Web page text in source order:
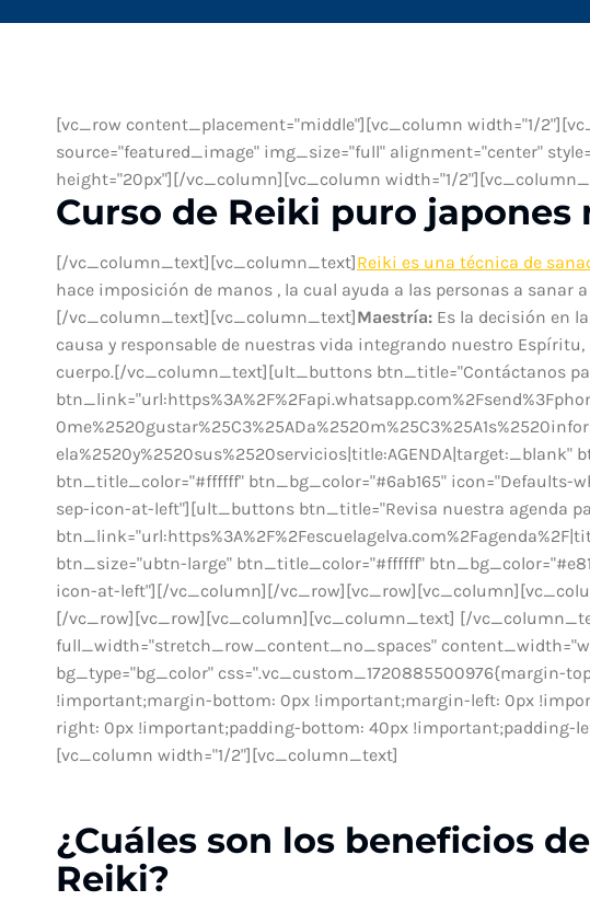
[vc_row content_placement="middle"][vc_column width="1/
source="featured_image" img_size="full" alignment="center"
height="20px"][/vc_column][vc_column width="1/
Curso de Reiki puro japones
[/vc_column_text][vc_column_text]Reiki es una técnica de
hace imposición de manos , la cual ayuda a las personas a sanar
[/vc_column_text][vc_column_text]Maestría: Es la decisión en
causa y responsable de nuestras vida integrando nuestro
cuerpo.[/vc_column_text][ult_buttons btn_title="Contáctanos
btn_title_color="#ffffff" btn_bg_color="#6ab165" icon="Defaults-
sep-icon-at-left"][ult_buttons btn_title="Revisa nuestra agenda
btn_size="ubtn-large" btn_title_color="#ffffff"
icon-at-left"][/vc_column][/
[/vc_row][vc_row][vc_column][vc_column_text] [/
full_width="stretch_row_content_no_spaces"
bg_type="bg_color" css=".vc_custom_1720885500976{margin-
!important;margin-bottom: 0px !important;margin-left: 0px
right: 0px !important;padding-bottom: 40px !important;padding-
[vc_column width="1/2"][vc_column_text]
¿Cuáles son los beneficios
Reiki?